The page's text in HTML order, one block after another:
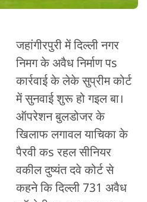
जहांगीरपुरी में दिल्ली नगर
निमग के अवैध निर्माण पs
कार्रवाई के लेके सुप्रीम कोर्ट
में सुनवाई शुरू हो गइल बा।
ऑपरेशन बुलडोजर के
खिलाफ लगावल याचिका के
पैरवी कs रहल सीनियर
वकील दुष्यंत दवे कोर्ट से
कहने कि दिल्ली 731 अवैध